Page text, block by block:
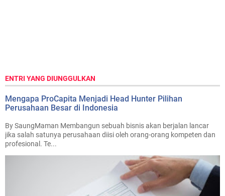
ENTRI YANG DIUNGGULKAN
Mengapa ProCapita Menjadi Head Hunter Pilihan
Perusahaan Besar di Indonesia
By SaungMaman Membangun sebuah bisnis akan berjalan lancar
jika salah satunya perusahaan diisi oleh orang-orang kompeten dan
profesional. Te...